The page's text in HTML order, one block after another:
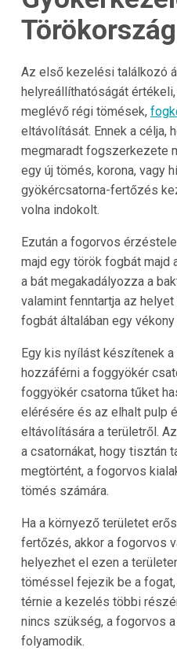
Az első kezelési találkozó
helyreállíthatóságát
meglévő régi tömések,
eltávolítását. Ennek a célja,
megmaradt fogszerkezete
egy új tömés, korona, vagy
gyökércsatorna-fertőzés
volna indokolt.
Ezután a fogorvos
majd egy török fogbát majd
a bát megakadályozza a
valamint fenntartja az
fogbát általában egy
Egy kis nyílást készítenek
hozzáférni a foggyökér
foggyökér csatorna tűket
elérésére és az elhalt pulp
eltávolítására a területről.
a csatornákat, hogy tisztán
megtörtént, a fogorvos
tömés számára.
Ha a környező területet
fertőzés, akkor a fogorvos
helyezhet el ezen a
töméssel fejezik be a fogat,
térnie a kezelés többi
nincs szükség, a fogorvos
folyamodik.